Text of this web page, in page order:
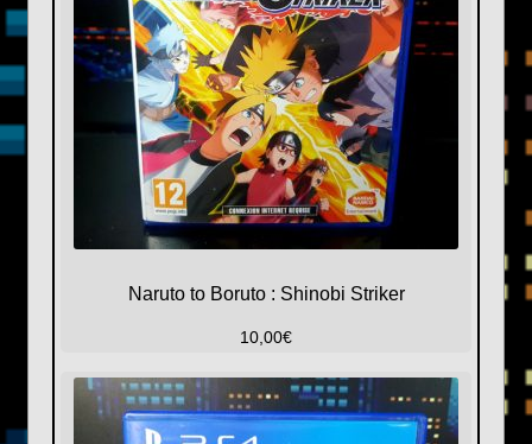
Naruto to Boruto : Shinobi Striker
10,00€